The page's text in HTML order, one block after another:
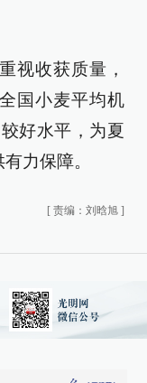
视收获质量，
国小麦平均机
好水平，为夏
力保障。
[ 责编：刘晗旭 ]